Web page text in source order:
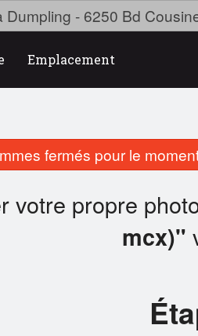
Dumpling - 6250 Bd
Emplacement
fermés pour le
votre propre
mcx)"